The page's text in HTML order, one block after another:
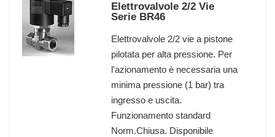
Elettrovalvole 2/2 Vie
Serie BR46
Elettrovalvole 2/2 vie a pistone
pilotata per alta pressione. Per
l'azionamento è necessaria una
minima pressione (1 bar) tra
ingresso e uscita.
Funzionamento standard
Norm.Chiusa. Disponibile